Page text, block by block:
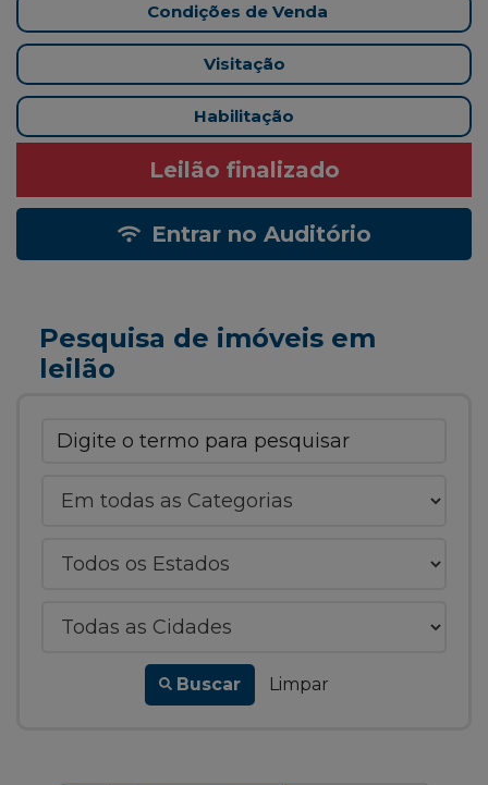
Condições de Venda
Visitação
Habilitação
Leilão finalizado
Entrar no Auditório
Pesquisa de imóveis em
leilão
Buscar Limpar